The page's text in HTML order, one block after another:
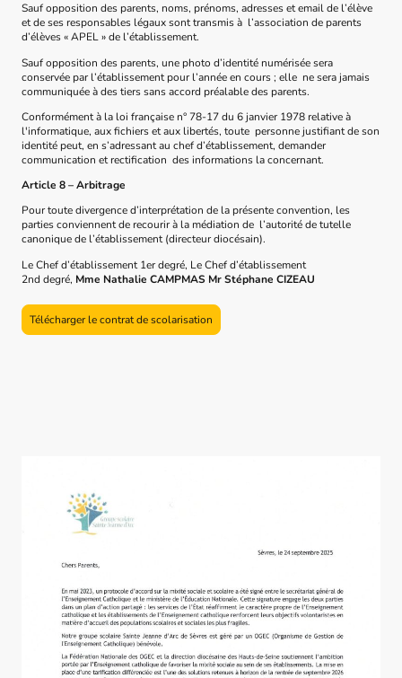
Sauf opposition des parents, noms, prénoms, adresses et email de l’élève
et de ses responsables légaux sont transmis à l’association de parents
d’élèves « APEL » de l’établissement.
Sauf opposition des parents, une photo d’identité numérisée sera
conservée par l’établissement pour l’année en cours ; elle ne sera jamais
communiquée à des tiers sans accord préalable des parents.
Conformément à la loi française n° 78-17 du 6 janvier 1978 relative à
l'informatique, aux fichiers et aux libertés, toute personne justifiant de son
identité peut, en s’adressant au chef d’établissement, demander
communication et rectification des informations la concernant.
Article 8 – Arbitrage
Pour toute divergence d’interprétation de la présente convention, les
parties conviennent de recourir à la médiation de l’autorité de tutelle
canonique de l’établissement (directeur diocésain).
Le Chef d’établissement 1er degré, Le Chef d’établissement
2nd degré, Mme Nathalie CAMPMAS Mr Stéphane CIZEAU
Télécharger le contrat de scolarisation